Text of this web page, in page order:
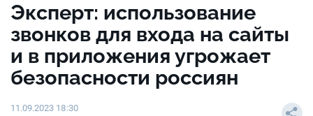
Эксперт: использование
звонков для входа на сайты
и в приложения угрожает
безопасности россиян
11.09.2023 18:30